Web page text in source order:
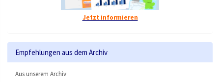
Jetzt informieren
Empfehlungen aus dem Archiv
Aus unserem Archiv